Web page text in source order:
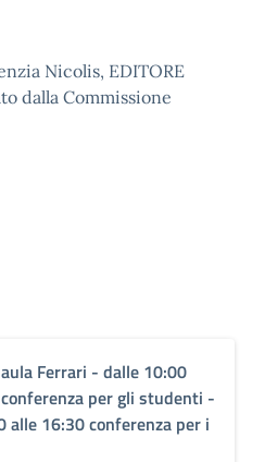
Nicolis, EDITORE
dalla Commissione
Ferrari - dalle 10:00
per gli studenti -
alle 16:30 conferenza per i